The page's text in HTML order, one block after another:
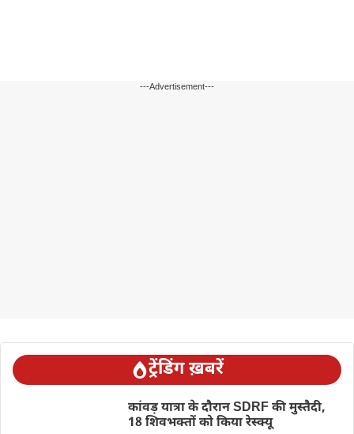
---Advertisement---
ट्रेंडिंग ख़बरें
कांवड़ यात्रा के दौरान SDRF की मुस्तैदी,
18 शिवभक्तों को किया रेस्क्यू